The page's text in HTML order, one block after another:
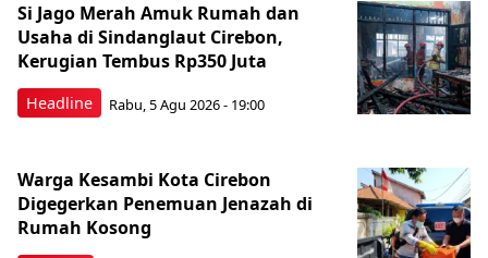
Headline
Si Jago Merah Amuk Rumah dan
Usaha di Sindanglaut Cirebon,
Kerugian Tembus Rp350 Juta
Rabu, 5 Agu 2026 - 19:00
Warga Kesambi Kota Cirebon
Digegerkan Penemuan Jenazah di
Rumah Kosong